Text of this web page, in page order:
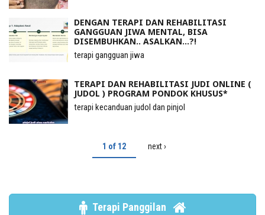
DENGAN TERAPI DAN REHABILITASI
GANGGUAN JIWA MENTAL, BISA
DISEMBUHKAN.. ASALKAN...?!
terapi gangguan jiwa
TERAPI DAN REHABILITASI JUDI ONLINE (
JUDOL ) PROGRAM PONDOK KHUSUS*
terapi kecanduan judol dan pinjol
1 of 12 next ›
Terapi Panggilan